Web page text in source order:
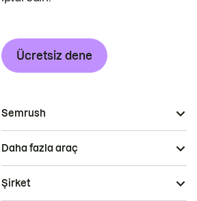
Ücretsiz dene
Semrush
Daha fazla araç
Şirket